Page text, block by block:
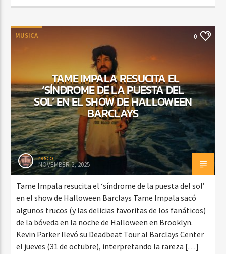
MUSICA 0
TAME IMPALA RESUCITA EL
‘SÍNDROME DE LA PUESTA DEL
SOL’ EN EL SHOW DE HALLOWEEN
BARCLAYS
rasco
NOVEMBER 2, 2025
Tame Impala resucita el ‘síndrome de la puesta del sol’
en el show de Halloween Barclays Tame Impala sacó
algunos trucos (y las delicias favoritas de los fanáticos)
de la bóveda en la noche de Halloween en Brooklyn.
Kevin Parker llevó su Deadbeat Tour al Barclays Center
el jueves (31 de octubre), interpretando la rareza […]